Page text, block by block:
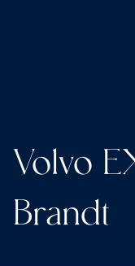
Volvo
Brandt